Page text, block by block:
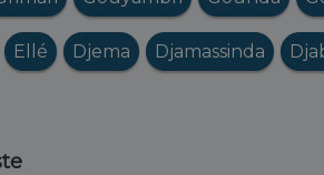
Ellé Djema Djamassinda